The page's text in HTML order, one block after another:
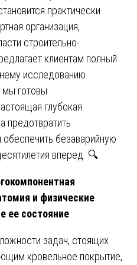
практически
организация,
строительно-
клиентам полный
исследованию
мы готовы
глубокая
предотвратить
безаварийную
вперед. 🔍
и физические
ее состояние
задач, стоящих
кровельное покрытие,